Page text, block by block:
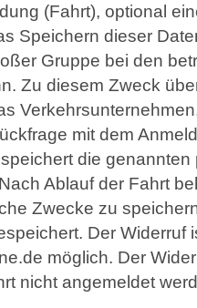
(Fahrt), optional
Speichern dieser
Gruppe bei den
Zu diesem Zweck
mit dem
die
Ablauf der Fahrt
Zwecke zu
Der Widerruf
möglich. Der
nicht angemeldet